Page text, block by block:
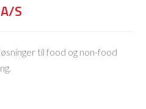
S
til food og non-food